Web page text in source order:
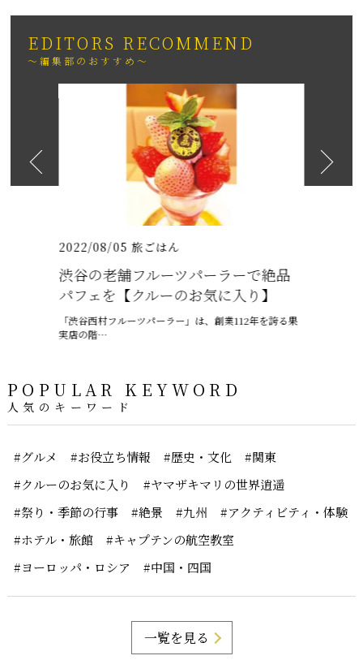
EDITORS RECOMMEND
～編集部のおすすめ～
2026
紹介
2022/08/05 旅ごはん
渋谷の老舗フルーツパーラーで絶品
パフェを【クルーのお気に入り】
「渋谷西村フルーツパーラー」は、創業112年を誇る果
実店の階…
POPULAR KEYWORD
人気のキーワード
#グルメ #お役立ち情報 #歴史・文化
#関東
#クルーのお気に入り
#ヤマザキマリの世界逍遥
#祭り・季節の行事
#絶景 #九州
#アクティビティ・体験
#ホテル・旅館
#キャプテンの航空教室
#ヨーロッパ・ロシア
#中国・四国
一覧を見る